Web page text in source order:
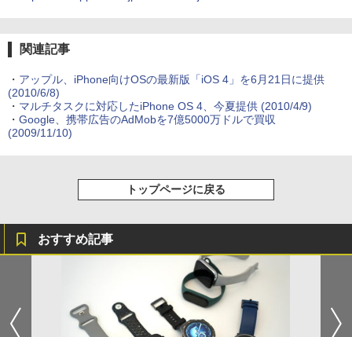
関連記事
・ アップル、iPhone向けOSの最新版「iOS 4」を6月21日に提供
(2010/6/8)
・ マルチタスクに対応したiPhone OS 4、今夏提供(2010/4/9)
・ Google、携帯広告のAdMobを7億5000万ドルで買収
(2009/11/10)
トップページに戻る
おすすめ記事